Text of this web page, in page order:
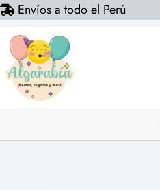
Ir
contenido
Envíos a todo el Perú